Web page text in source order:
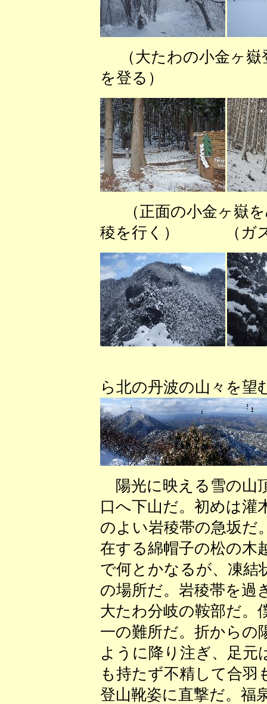
（大たわの小金
を登る） （稜
（正面の小金ヶ嶽
稜を行く） （ガス
ら北の丹波の山々を望
陽光に映える雪の山
口へ下山だ。初めは灌
のよい岩稜帯の急坂だ
在する綿帽子の松の木
で何とかなるが、凍結
の場所だ。岩稜帯を過
大たわ分岐の鞍部だ。
一の難所だ。折からの
ように降り注ぎ、足元
も持たず不精して合羽
登山靴姿に直撃だ。福